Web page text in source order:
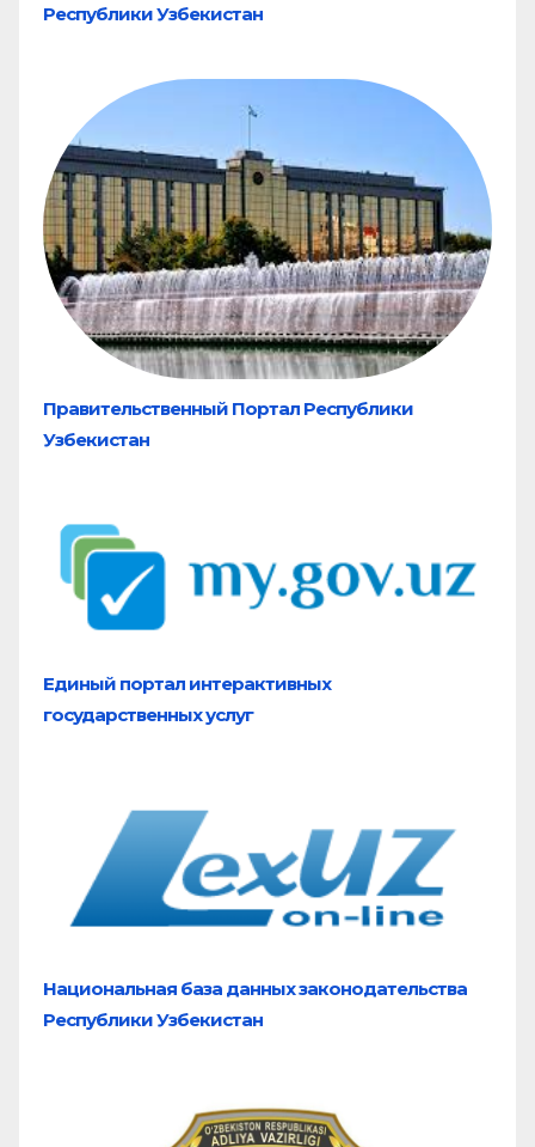
Республики Узбекистан
Правительственный Портал Республики
Узбекистан
Единый портал интерактивных
государственных услуг
Национальная база данных законодательства
Республики Узбекистан